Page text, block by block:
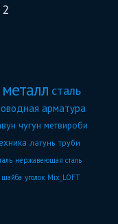
сталь
арматура
чугун метвироби
латунь труби
нержавеющая сталь
шайба уголок Mix_LOFT